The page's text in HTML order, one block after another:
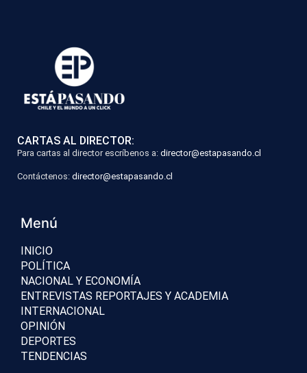
CARTAS AL DIRECTOR:
Para cartas al director escríbenos a: director@estapasando.cl
Contáctenos: director@estapasando.cl
Menú
INICIO
POLÍTICA
NACIONAL Y ECONOMÍA
ENTREVISTAS REPORTAJES Y ACADEMIA
INTERNACIONAL
OPINIÓN
DEPORTES
TENDENCIAS